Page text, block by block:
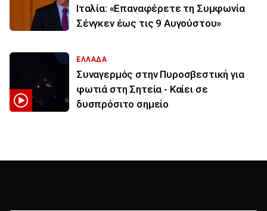
Ιταλία: «Επαναφέρετε τη Συμφωνία
Σένγκεν έως τις 9 Αυγούστου»
ΕΛΛΑΔΑ
Συναγερμός στην Πυροσβεστική για
φωτιά στη Σητεία - Καίει σε
δυσπρόσιτο σημείο